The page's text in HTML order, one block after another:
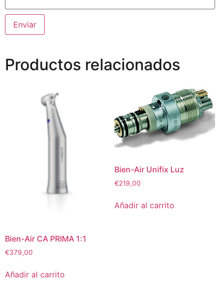
Productos relacionados
Bien-Air CA PRIMA 1:1
€379,00
Añadir al carrito
Bien-Air Unifix Luz
€219,00
Añadir al carrito